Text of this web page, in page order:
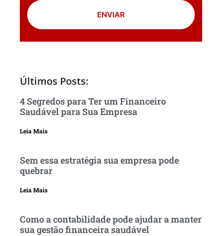
ENVIAR
Últimos Posts:
4 Segredos para Ter um Financeiro
Saudável para Sua Empresa
Leia Mais
Sem essa estratégia sua empresa pode
quebrar
Leia Mais
Como a contabilidade pode ajudar a manter
sua gestão financeira saudável